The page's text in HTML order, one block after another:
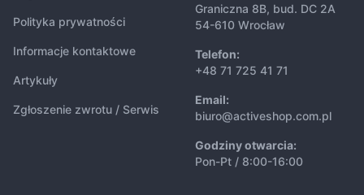
Polityka prywatności
Informacje kontaktowe
Artykuły
Zgłoszenie zwrotu / Serwis
Graniczna 8B, bud. DC 2A
54-610 Wrocław
Telefon:
+48 71 725 41 71
Email:
biuro@activeshop.com.pl
Godziny otwarcia:
Pon-Pt / 8:00-16:00